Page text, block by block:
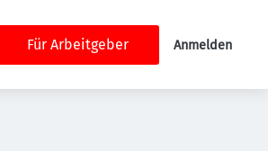
Für Arbeitgeber Anmelden